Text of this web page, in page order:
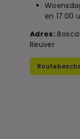
en 17.00
Adres:
Reuver